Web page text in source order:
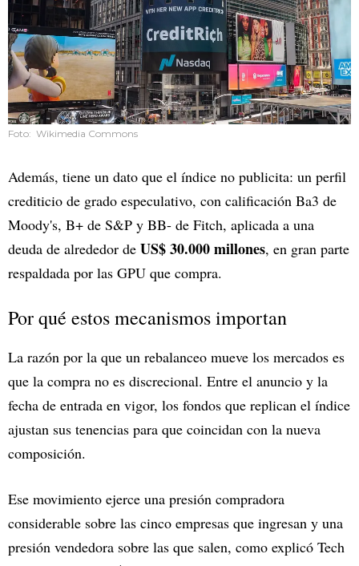
Foto: Wikimedia Commons
Además, tiene un dato que el índice no publicita: un perfil
crediticio de grado especulativo, con calificación Ba3 de
Moody's, B+ de S&P y BB- de Fitch, aplicada a una
deuda de alrededor de US$ 30.000 millones, en gran parte
respaldada por las GPU que compra.
Por qué estos mecanismos importan
La razón por la que un rebalanceo mueve los mercados es
que la compra no es discrecional. Entre el anuncio y la
fecha de entrada en vigor, los fondos que replican el índice
ajustan sus tenencias para que coincidan con la nueva
composición.
Ese movimiento ejerce una presión compradora
considerable sobre las cinco empresas que ingresan y una
presión vendedora sobre las que salen, como explicó Tech